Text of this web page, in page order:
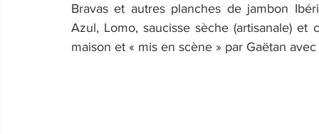
Bravas et autres planches de jambon
Azul, Lomo, saucisse sèche (artisanale)
maison et « mis en scène » par Gaëtan